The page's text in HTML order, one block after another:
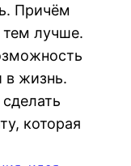
Причём
лучше.
в жизнь.
которая